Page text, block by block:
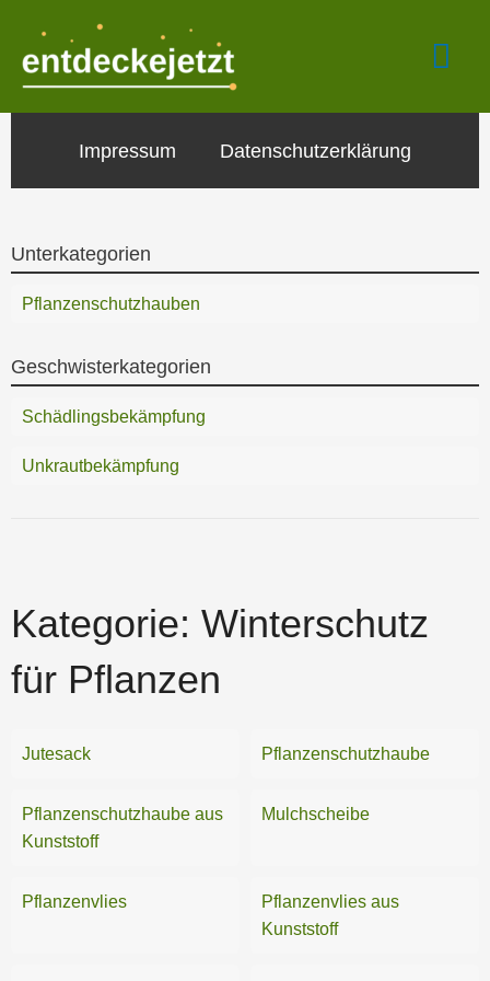
springen
Unterkategorien
Pflanzenschutzhauben
Geschwisterkategorien
Schädlingsbekämpfung
Unkrautbekämpfung
Kategorie: Winterschutz
für Pflanzen
Jutesack Pflanzenschutzhaube
Pflanzenschutzhaube aus
Kunststoff
Mulchscheibe
Pflanzenvlies
Pflanzenvlies aus
Kunststoff
Impressum Datenschutzerklärung